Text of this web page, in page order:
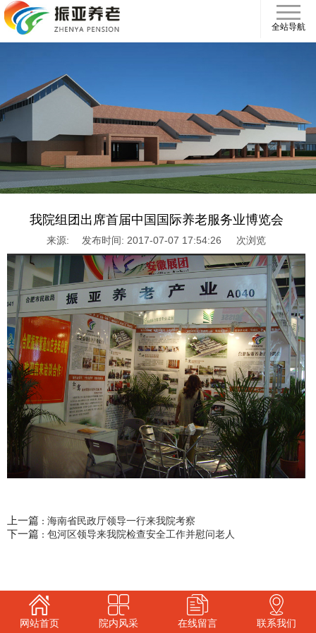
全站导航
我院组团出席首届中国国际养老服务业博览会
来源: 发布时间: 2017-07-07 17:54:26 次浏览
上一篇 ：海南省民政厅领导一行来我院考察
下一篇 ：包河区领导来我院检查安全工作并慰问老人
网站首页 院内风采 在线留言 联系我们